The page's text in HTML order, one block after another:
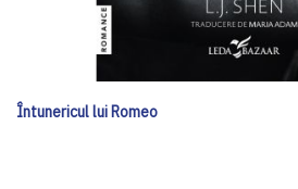
Întunericul lui Romeo